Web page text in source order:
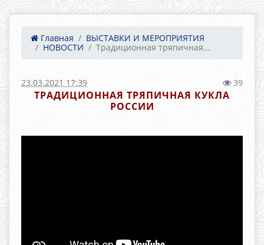
Главная
ВЫСТАВКИ И МЕРОПРИЯТИЯ
НОВОСТИ
Традиционная тряпичная...
23.03.2021 17:39 39
ТРАДИЦИОННАЯ ТРЯПИЧНАЯ КУКЛА
РОССИИ